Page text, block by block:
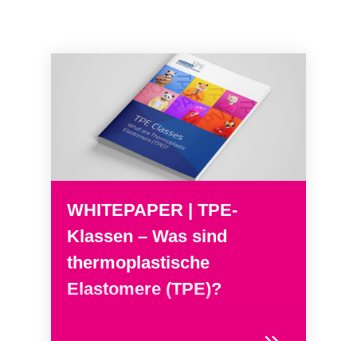
WHITEPAPER | TPE-
Klassen – Was sind
thermoplastische
Elastomere (TPE)?